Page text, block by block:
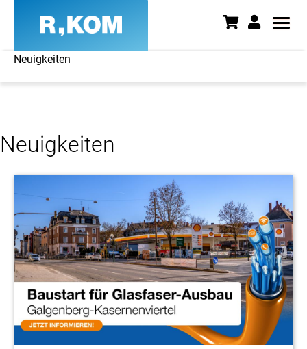
Neuigkeiten
Neuigkeiten